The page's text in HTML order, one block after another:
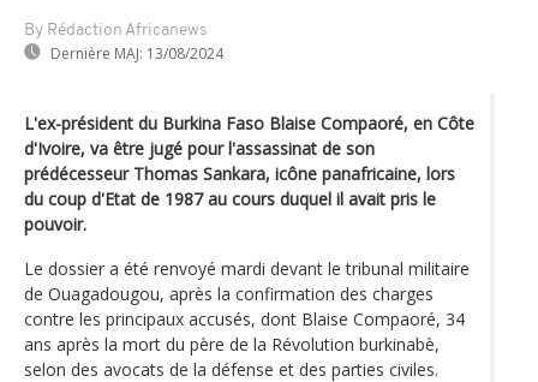
By Rédaction Africanews
Dernière MAJ: 13/08/2024
L'ex-président du Burkina Faso Blaise Compaoré, en Côte
d'Ivoire, va être jugé pour l'assassinat de son
prédécesseur Thomas Sankara, icône panafricaine, lors
du coup d'Etat de 1987 au cours duquel il avait pris le
pouvoir.
Le dossier a été renvoyé mardi devant le tribunal militaire
de Ouagadougou, après la confirmation des charges
contre les principaux accusés, dont Blaise Compaoré, 34
ans après la mort du père de la Révolution burkinabè,
selon des avocats de la défense et des parties civiles.